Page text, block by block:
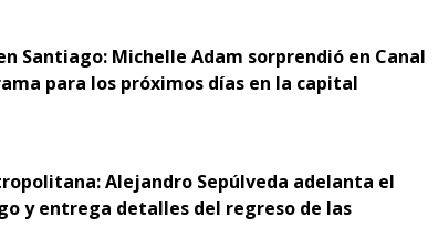
Santiago: Michelle Adam sorprendió en Canal
para los próximos días en la capital
Alejandro Sepúlveda adelanta el
y entrega detalles del regreso de las